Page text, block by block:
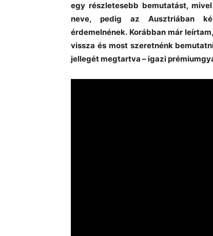
egy részletesebb bemutatást,
neve, pedig az Ausztriában
érdemelnének. Korábban már
vissza és most szeretnénk
jellegét megtartva – igazi